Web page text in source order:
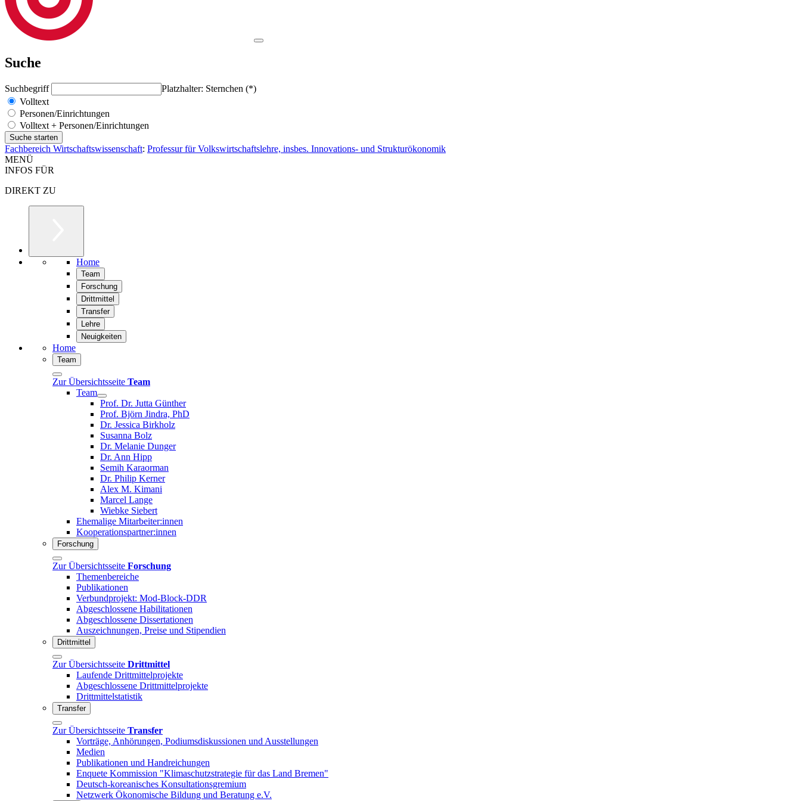
Suche
Suchbegriff
Platzhalter: Sternchen (*)
Volltext
Personen/Einrichtungen
Volltext + Personen/Einrichtungen
Fachbereich Wirtschaftswissenschaft: Professur für Volkswirtschaftslehre, insbes. Innovations- und Strukturökonomik
MENÜ
INFOS FÜR
DIREKT ZU
Home
Team
Forschung
Drittmittel
Transfer
Lehre
Neuigkeiten
Home
Team
Zur Übersichtsseite Team
Team
Prof. Dr. Jutta Günther
Prof. Björn Jindra, PhD
Dr. Jessica Birkholz
Susanna Bolz
Dr. Melanie Dunger
Dr. Ann Hipp
Semih Karaorman
Dr. Philip Kerner
Alex M. Kimani
Marcel Lange
Wiebke Siebert
Ehemalige Mitarbeiter:innen
Kooperationspartner:innen
Forschung
Zur Übersichtsseite Forschung
Themenbereiche
Publikationen
Verbundprojekt: Mod-Block-DDR
Abgeschlossene Habilitationen
Abgeschlossene Dissertationen
Auszeichnungen, Preise und Stipendien
Drittmittel
Zur Übersichtsseite Drittmittel
Laufende Drittmittelprojekte
Abgeschlossene Drittmittelprojekte
Drittmittelstatistik
Transfer
Zur Übersichtsseite Transfer
Vorträge, Anhörungen, Podiumsdiskussionen und Ausstellungen
Medien
Publikationen und Handreichungen
Enquete Kommission "Klimaschutzstrategie für das Land Bremen"
Deutsch-koreanisches Konsultationsgremium
Netzwerk Ökonomische Bildung und Beratung e.V.